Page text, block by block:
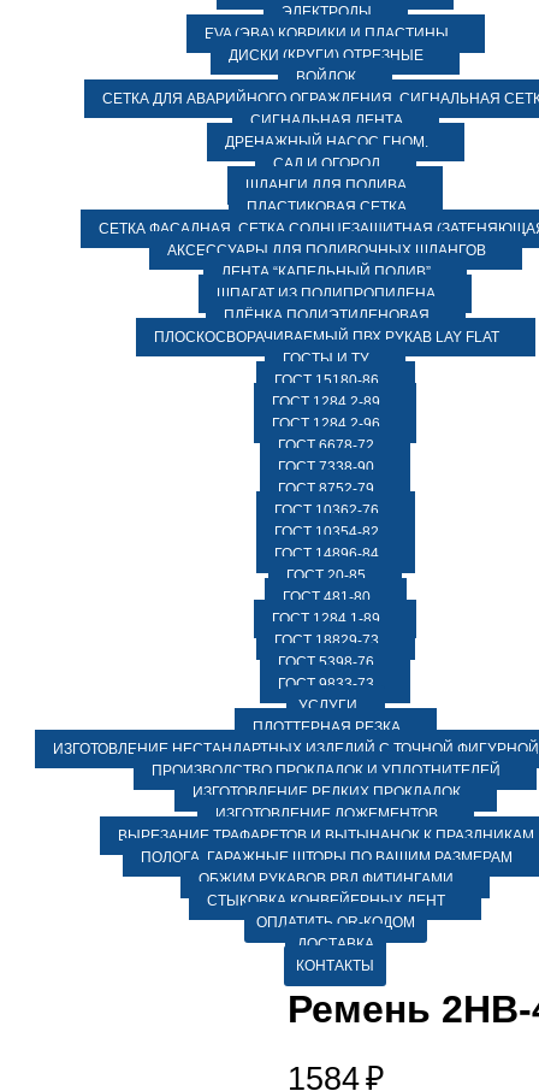
ЭЛЕКТРОДЫ
EVA (ЭВА) КОВРИКИ И ПЛАСТИНЫ
ДИСКИ (КРУГИ) ОТРЕЗНЫЕ
ВОЙЛОК
СЕТКА ДЛЯ АВАРИЙНОГО ОГРАЖДЕНИЯ, СИГНАЛЬНАЯ
СИГНАЛЬНАЯ ЛЕНТА
ДРЕНАЖНЫЙ НАСОС ГНОМ.
САД И ОГОРОД
ШЛАНГИ ДЛЯ ПОЛИВА
ПЛАСТИКОВАЯ СЕТКА
СЕТКА ФАСАДНАЯ. СЕТКА СОЛНЦЕЗАЩИТНАЯ
АКСЕССУАРЫ ДЛЯ ПОЛИВОЧНЫХ ШЛАНГОВ
ЛЕНТА “КАПЕЛЬНЫЙ ПОЛИВ”
ШПАГАТ ИЗ ПОЛИПРОПИЛЕНА
ПЛЁНКА ПОЛИЭТИЛЕНОВАЯ
ПЛОСКОСВОРАЧИВАЕМЫЙ ПВХ РУКАВ LAY FLAT
ГОСТЫ И ТУ
ГОСТ 15180-86
ГОСТ 1284.2-89
ГОСТ 1284.2-96
ГОСТ 6678-72
ГОСТ 7338-90
ГОСТ 8752-79
ГОСТ 10362-76
ГОСТ 10354-82
ГОСТ 14896-84
ГОСТ 20-85
ГОСТ 481-80
ГОСТ 1284.1-89
ГОСТ 18829-73
ГОСТ 5398-76
ГОСТ 9833-73
УСЛУГИ
ПЛОТТЕРНАЯ РЕЗКА
ИЗГОТОВЛЕНИЕ НЕСТАНДАРТНЫХ ИЗДЕЛИЙ С ТОЧНОЙ ФИГУРНОЙ
ПРОИЗВОДСТВО ПРОКЛАДОК И УПЛОТНИТЕЛЕЙ
ИЗГОТОВЛЕНИЕ РЕДКИХ ПРОКЛАДОК
ИЗГОТОВЛЕНИЕ ЛОЖЕМЕНТОВ
ВЫРЕЗАНИЕ ТРАФАРЕТОВ И ВЫТЫНАНОК К ПРАЗДНИКАМ
ПОЛОГА, ГАРАЖНЫЕ ШТОРЫ ПО ВАШИМ РАЗМЕРАМ
ОБЖИМ РУКАВОВ РВД ФИТИНГАМИ
СТЫКОВКА КОНВЕЙЕРНЫХ ЛЕНТ
ОПЛАТИТЬ QR-КОДОМ
ДОСТАВКА
КОНТАКТЫ
Ремень 2НВ-
1584₽